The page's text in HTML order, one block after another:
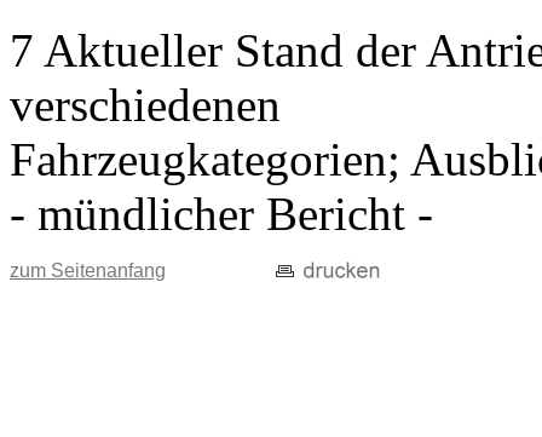
7 Aktueller Stand der
verschiedenen
Fahrzeugkategorien;
- mündlicher Bericht -
zum Seitenanfang